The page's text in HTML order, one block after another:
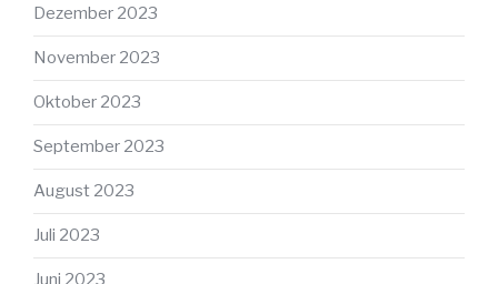
Dezember 2023
November 2023
Oktober 2023
September 2023
August 2023
Juli 2023
Juni 2023